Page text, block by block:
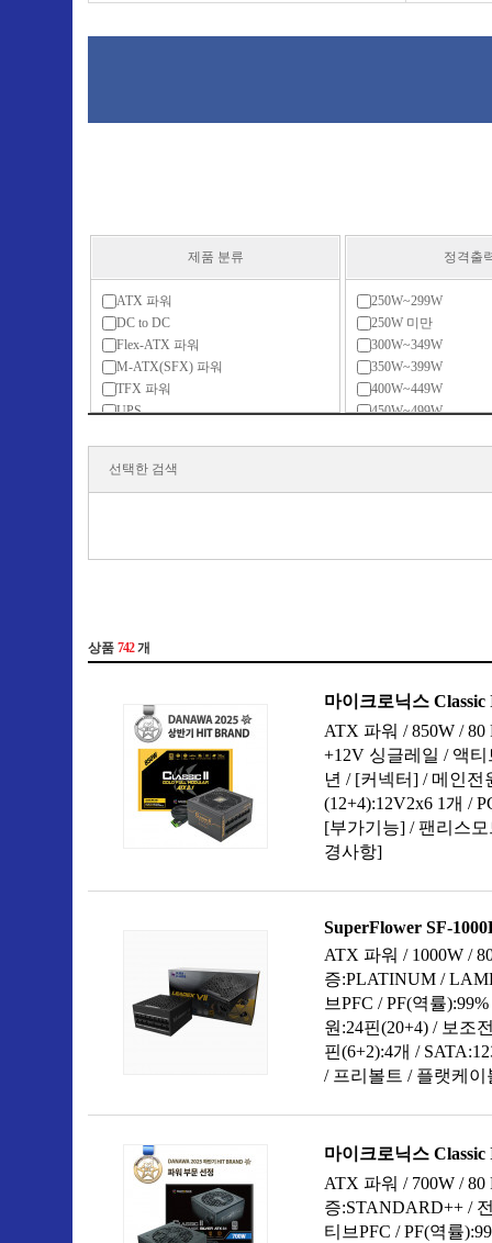
제품 분류
ATX 파워
DC to DC
Flex-ATX 파워
M-ATX(SFX) 파워
TFX 파워
UPS
전용 액세서리
정격출
250W~299W
250W 미만
300W~349W
350W~399W
400W~449W
450W~499W
1300W~1599W
선택한 검색